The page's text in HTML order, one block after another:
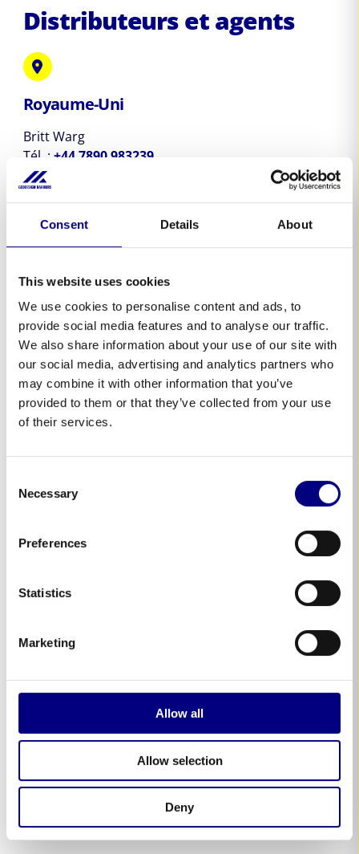
Consent Details About
This website uses cookies
We use cookies to personalise content and ads, to
provide social media features and to analyse our traffic.
We also share information about your use of our site with
our social media, advertising and analytics partners who
may combine it with other information that you’ve
provided to them or that they’ve collected from your use
of their services.
Selection
Necessary
Preferences
Statistics
Marketing
Allow all
Allow selection
Deny
Distributeurs et agents
Royaume-Uni
Britt Warg
Tél. :+44 7890 983239
2 Montgomery Avenue
Swindon, SN2 1LE
Royaume-Uni
Australie et Nouvelle-Zélande
Clay Griffin
Tél. :+64 21 190 3597
Kaiapoi, North Canterbury
Dirk Bon
Nieuwveens Jaagpad 113
Pays-Bas
Suisse
Tél. :+41 76 576 03 11